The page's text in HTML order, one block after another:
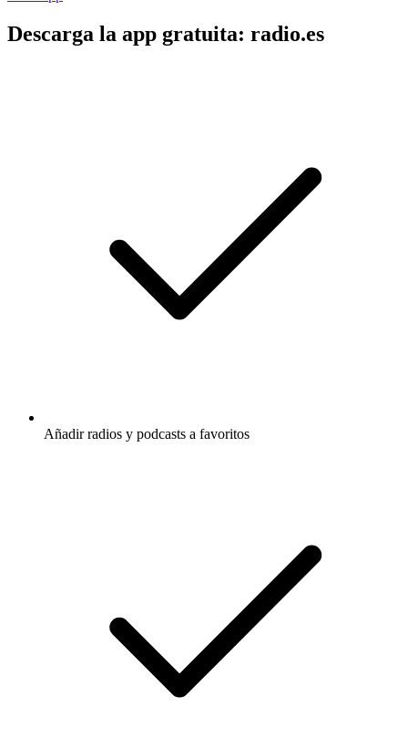
Descarga la app gratuita: radio.es
Añadir radios y podcasts a favoritos